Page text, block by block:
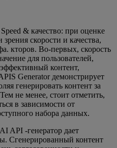
​​& качество: при оценке
скорости и качества,
кторов. Во-первых, скорость
для пользователей,
контент,
Generator демонстрирует
генерировать контент за
не менее, стоит отметить,
в зависимости от
набора данных.
API -генератор дает
Сгенерированный контент